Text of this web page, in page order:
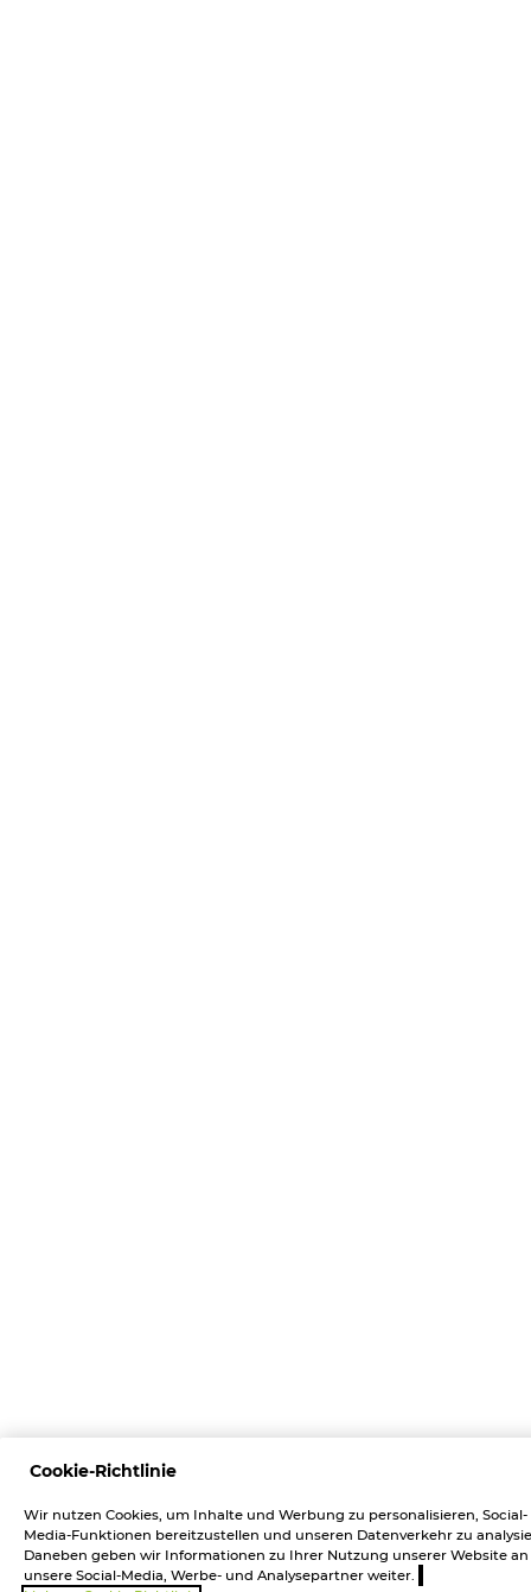
Cookie-Richtlinie
Wir nutzen Cookies, um Inhalte und Werbung zu personalisieren, Social-
Media-Funktionen bereitzustellen und unseren Datenverkehr zu
Daneben geben wir Informationen zu Ihrer Nutzung unserer Website an
unsere Social-Media, Werbe- und Analysepartner weiter.